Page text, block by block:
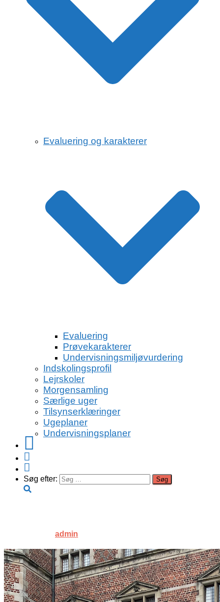
Evaluering og karakterer
Evaluering
Prøvekarakterer
Undervisningsmiljøvurdering
Indskolingsprofil
Lejrskoler
Morgensamling
Særlige uger
Tilsynserklæringer
Ugeplaner
Undervisningsplaner
Søg efter:
admin